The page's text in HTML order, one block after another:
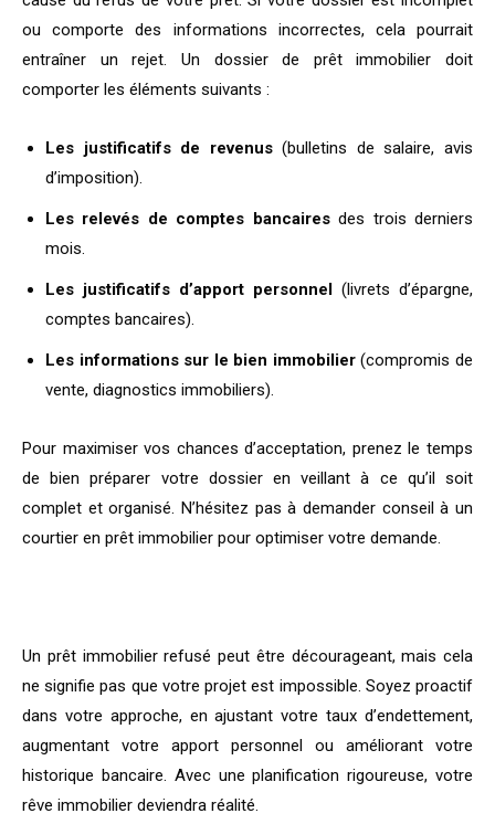
ou comporte des informations incorrectes, cela pourrait
entraîner un rejet. Un dossier de prêt immobilier doit
comporter les éléments suivants :
Les justificatifs de revenus(bulletins de salaire, avis
d’imposition).
Les relevés de comptes bancairesdes trois derniers
mois.
Les justificatifs d’apport personnel (livrets d’épargne,
comptes bancaires).
Les informations sur le bien immobilier(compromis de
vente, diagnostics immobiliers).
Pour maximiser vos chances d’acceptation, prenez le temps
de bien préparer votre dossier en veillant à ce qu’il soit
complet et organisé. N’hésitez pas à demander conseil à un
courtier en prêt immobilier pour optimiser votre demande.
Un prêt immobilier refusé peut être décourageant, mais cela
ne signifie pas que votre projet est impossible. Soyez proactif
dans votre approche, en ajustant votre taux d’endettement,
augmentant votre apport personnel ou améliorant votre
historique bancaire. Avec une planification rigoureuse, votre
rêve immobilier deviendra réalité.